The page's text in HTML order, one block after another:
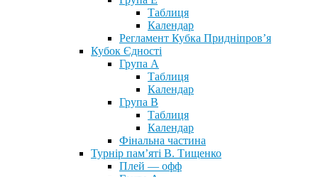
Таблиця
Календар
Регламент Кубка Придніпров’я
Кубок Єдності
Група А
Таблиця
Календар
Група В
Таблиця
Календар
Фінальна частина
Турнір пам’яті В. Тищенко
Плей — офф